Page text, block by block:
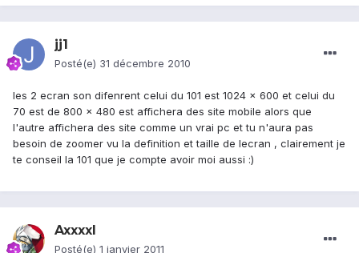
jj1
Posté(e) 31 décembre 2010
les 2 ecran son difenrent celui du 101 est 1024 x 600 et celui du
70 est de 800 x 480 est affichera des site mobile alors que
l'autre affichera des site comme un vrai pc et tu n'aura pas
besoin de zoomer vu la definition et taille de lecran , clairement je
te conseil la 101 que je compte avoir moi aussi :)
Axxxxl
Posté(e) 1 janvier 2011